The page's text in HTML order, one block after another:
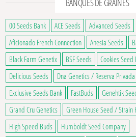
BANQUES DE GRAINES
00 Seeds Bank ACE Seeds
Advanced Seeds
Aficionado French Connection
Anesia Seeds
Black Farm Genetix
BSF Seeds
Cookies Seed
Delicious Seeds
Dna Genetics / Reserva Privada
Exclusive Seeds Bank
FastBuds
Genehtik
Grand Cru Genetics
Green House Seed / Strain
High Speed Buds
Humboldt Seed Company